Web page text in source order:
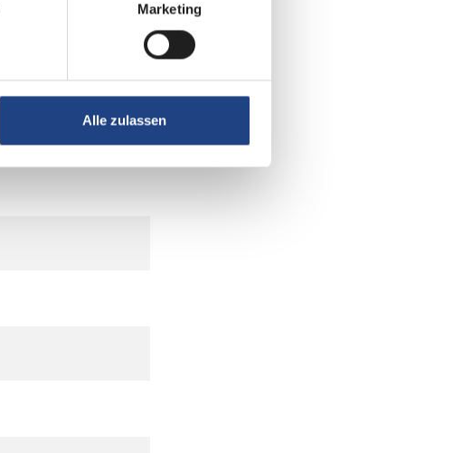
Marketing
Alle zulassen